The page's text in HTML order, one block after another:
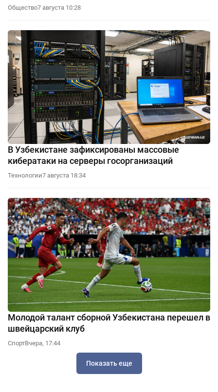
Общество7 августа 10:28
В Узбекистане зафиксированы массовые
кибератаки на серверы госорганизаций
Технологии7 августа 18:34
Молодой талант сборной Узбекистана перешел в
швейцарский клуб
СпортВчера, 17:44
Показать еще